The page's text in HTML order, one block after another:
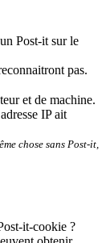
Post-it sur le
pas.
et de machine.
IP ait
chose sans Post-it,
it-cookie ?